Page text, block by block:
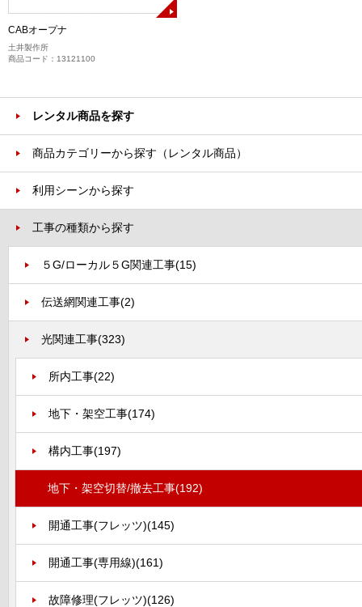
CABオープナ
土井製作所
商品コード：13121100
レンタル商品を探す
商品カテゴリーから探す（レンタル商品）
利用シーンから探す
工事の種類から探す
５G/ローカル５G関連工事(15)
伝送網関連工事(2)
光関連工事(323)
所内工事(22)
地下・架空工事(174)
構内工事(197)
地下・架空切替/撤去工事(192)
開通工事(フレッツ)(145)
開通工事(専用線)(161)
故障修理(フレッツ)(126)